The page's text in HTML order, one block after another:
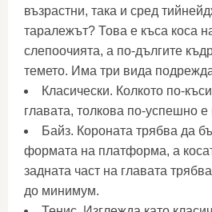
възрастни, така и сред
таралежът? Това е къса коса
слепоочията, а по-дългите
темето. Има три вида
Класически. Колкото по-
главата, толкова по-успешно
Байз. Короната трябва да
формата на платформа, а
задната част на главата
до минимум.